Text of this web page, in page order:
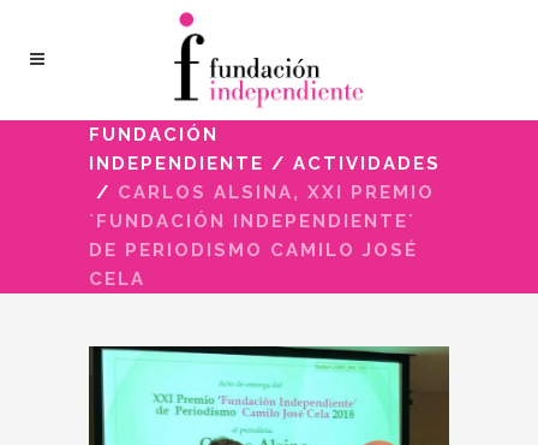
FUNDACIÓN
INDEPENDIENTE / ACTIVIDADES
/ CARLOS ALSINA, XXI PREMIO
`FUNDACIÓN INDEPENDIENTE´
DE PERIODISMO CAMILO JOSÉ
CELA